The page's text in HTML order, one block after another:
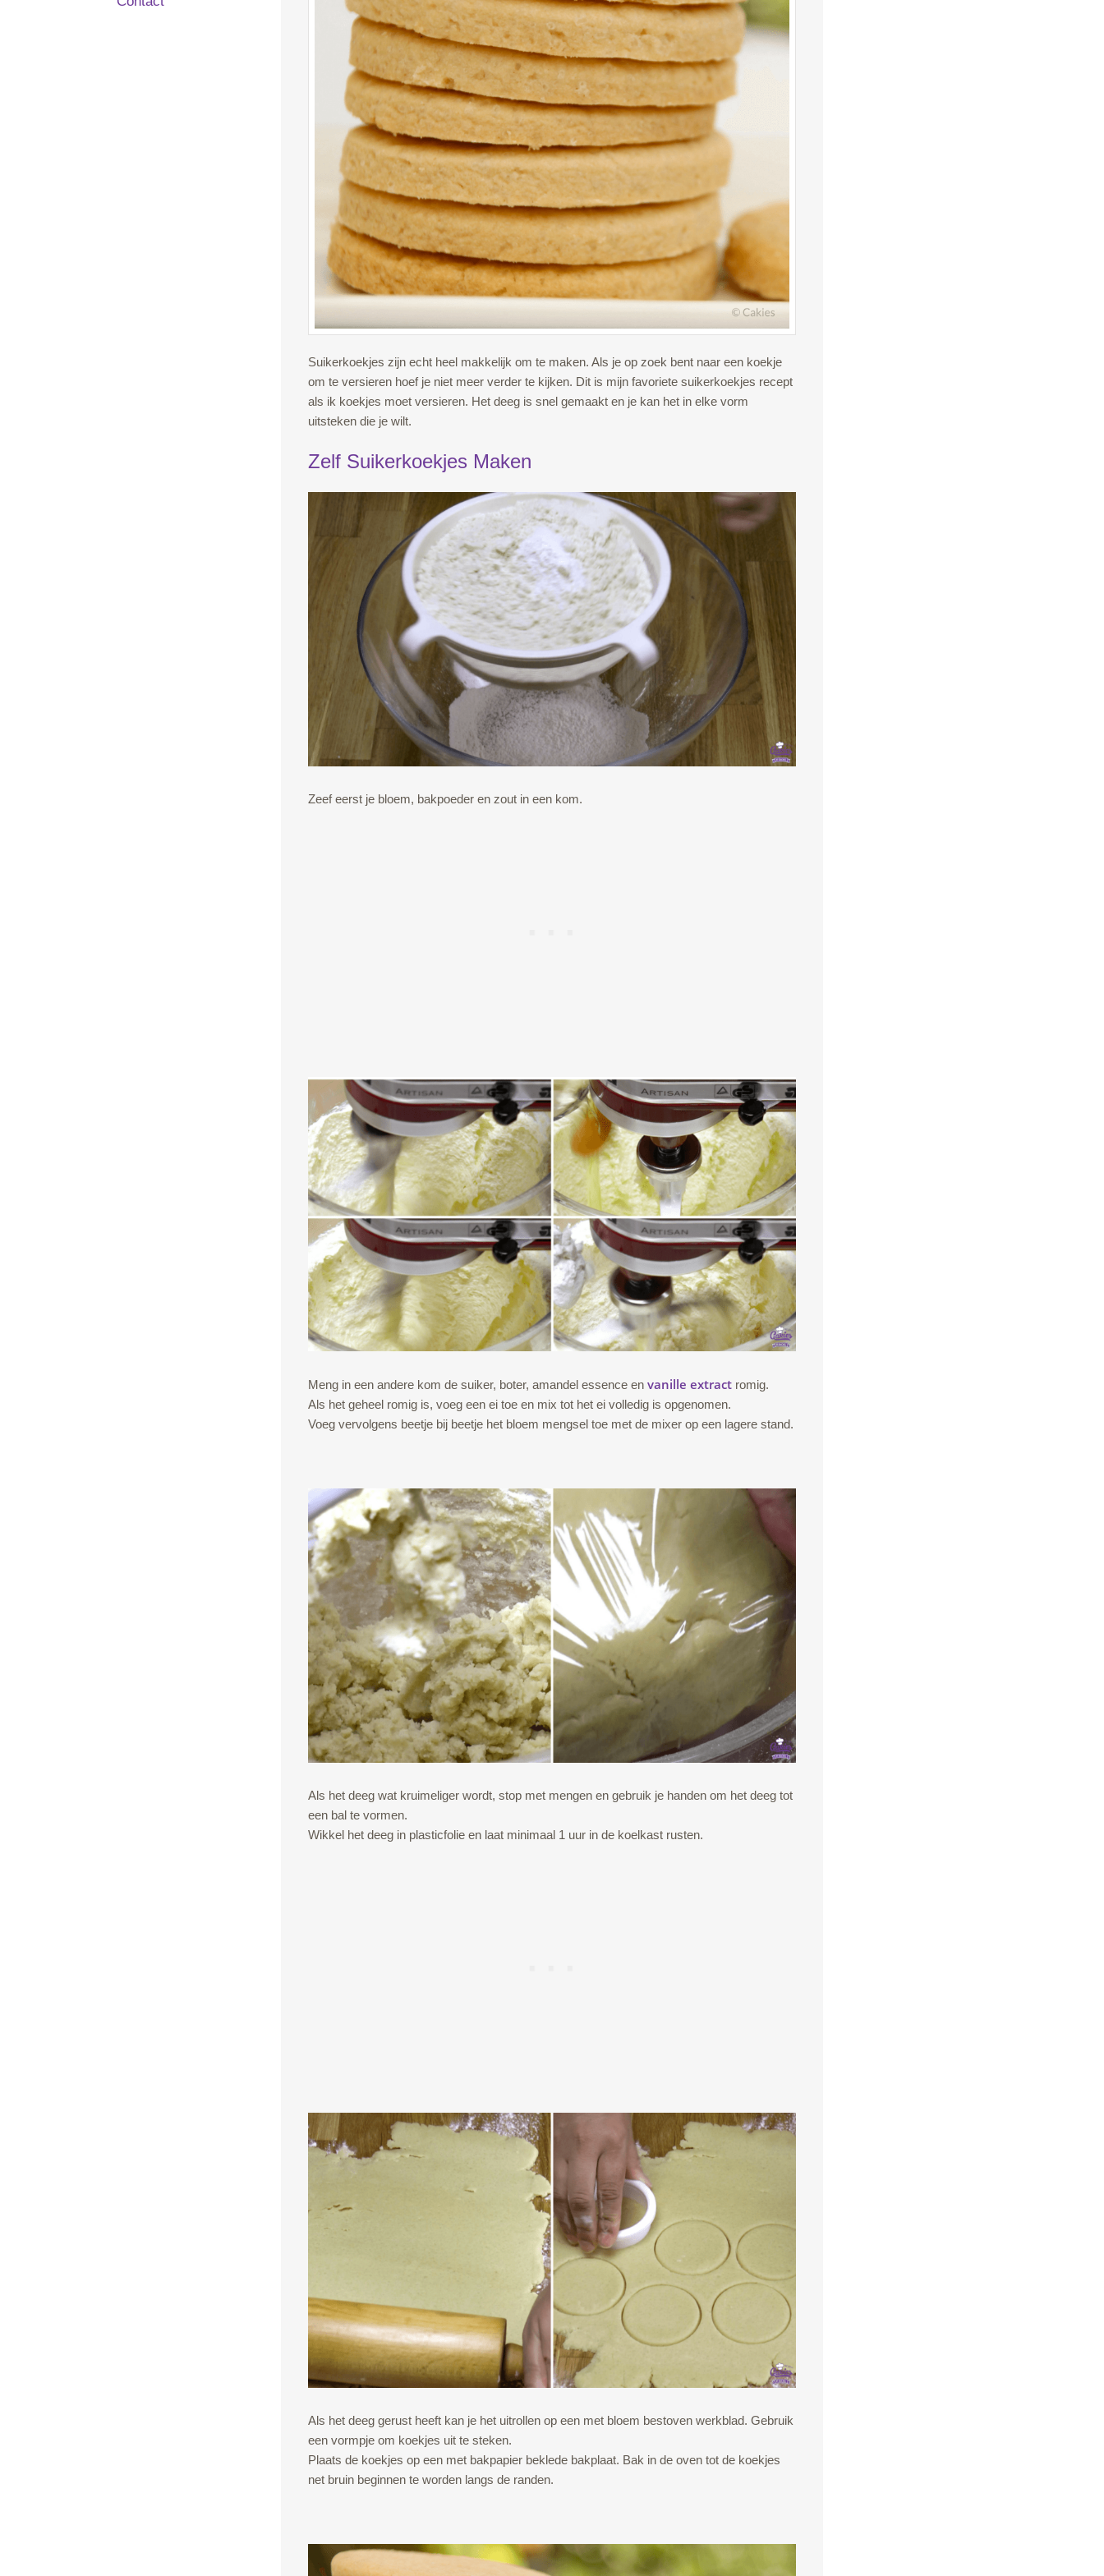
Suikerkoekjes zijn echt heel makkelijk om te maken. Als je op zoek bent naar een koekje
om te versieren hoef je niet meer verder te kijken. Dit is mijn favoriete suikerkoekjes recept
als ik koekjes moet versieren. Het deeg is snel gemaakt en je kan het in elke vorm
uitsteken die je wilt.
Zelf Suikerkoekjes Maken
Zeef eerst je bloem, bakpoeder en zout in een kom.
Meng in een andere kom de suiker, boter, amandel essence en vanille extract romig.
Als het geheel romig is, voeg een ei toe en mix tot het ei volledig is opgenomen.
Voeg vervolgens beetje bij beetje het bloem mengsel toe met de mixer op een lagere stand.
Als het deeg wat kruimeliger wordt, stop met mengen en gebruik je handen om het deeg tot
een bal te vormen.
Wikkel het deeg in plasticfolie en laat minimaal 1 uur in de koelkast rusten.
Als het deeg gerust heeft kan je het uitrollen op een met bloem bestoven werkblad. Gebruik
een vormpje om koekjes uit te steken.
Plaats de koekjes op een met bakpapier beklede bakplaat. Bak in de oven tot de koekjes
net bruin beginnen te worden langs de randen.